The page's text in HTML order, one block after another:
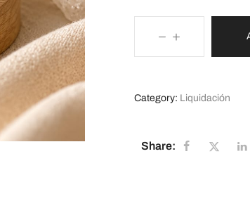
Category: Liquidación
Share: